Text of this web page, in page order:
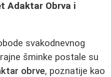
Adaktar Obrva i
svakodnevnog
šminke postale su
obrve, poznatije kao